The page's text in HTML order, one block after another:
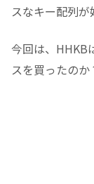
スなキー配列が
今回は、HHKB
スを買ったのか